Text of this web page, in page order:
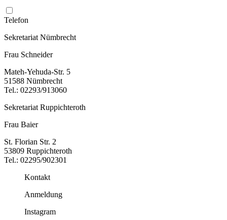
Telefon
Sekretariat Nümbrecht
Frau Schneider
Mateh-Yehuda-Str. 5
51588 Nümbrecht
Tel.: 02293/913060
Sekretariat Ruppichteroth
Frau Baier
St. Florian Str. 2
53809 Ruppichteroth
Tel.: 02295/902301
Kontakt
Anmeldung
Instagram